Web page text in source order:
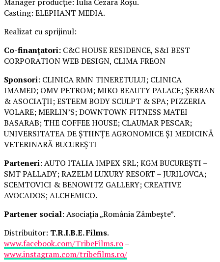
Casting: ELEPHANT MEDIA.
Realizat cu sprijinul:
Co-finanțatori: C&C HOUSE RESIDENCE, S&I BEST
CORPORATION WEB DESIGN, CLIMA FREON
Sponsori: CLINICA RMN TINERETULUI; CLINICA
IMAMED; OMV PETROM; MIKO BEAUTY PALACE; ȘERBAN
& ASOCIAȚII; ESTEEM BODY SCULPT & SPA; PIZZERIA
VOLARE; MERLIN’S; DOWNTOWN FITNESS MATEI
BASARAB; THE COFFEE HOUSE; CLAUMAR PESCAR;
UNIVERSITATEA DE ȘTIINȚE AGRONOMICE ȘI MEDICINĂ
VETERINARĂ BUCUREȘTI
Parteneri: AUTO ITALIA IMPEX SRL; KGM BUCUREȘTI –
SMT PALLADY; RAZELM LUXURY RESORT – JURILOVCA;
SCEMTOVICI & BENOWITZ GALLERY; CREATIVE
AVOCADOS; ALCHEMICO.
Partener social: Asociația „România Zâmbește”.
Distribuitor: T.R.I.B.E. Films.
www.facebook.com/TribeFilms.ro–
www.instagram.com/tribefilms.ro/